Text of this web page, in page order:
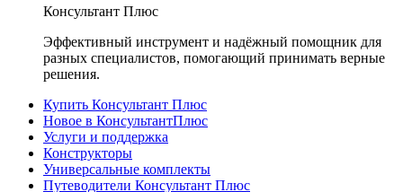
Консультант Плюс
Эффективный инструмент и надёжный помощник для
разных специалистов, помогающий принимать верные
решения.
Купить Консультант Плюс
Новое в КонсультантПлюс
Услуги и поддержка
Конструкторы
Универсальные комплекты
Путеводители Консультант Плюс